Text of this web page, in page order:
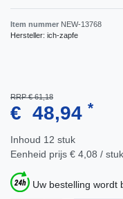
Item nummer NEW-13768
Hersteller: ich-zapfe
RRP € 61,18
€ 48,94 *
Inhoud 12 stuk
Eenheid prijs € 4,08 / stuk
Uw bestelling wordt